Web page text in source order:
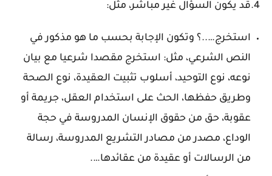
4.قد يكون السؤال غير مباشر، مثل:
استخرج…..؟ وتكون الإجابة بحسب ما هو مذكور في
النص الشرعي، مثل: استخرج مقصدا شرعيا مع بيان
نوعه، نوع التوحيد، أسلوب تثبيت العقيدة، نوع الصحة
وطريق حفظها، الحث على استخدام العقل، جريمة أو
عقوبة، حق من حقوق الإنسان المدروسة في حجة
الوداع، مصدر من مصادر التشريع المدروسة، رسالة
من الرسالات أو عقيدة من عقائدها….